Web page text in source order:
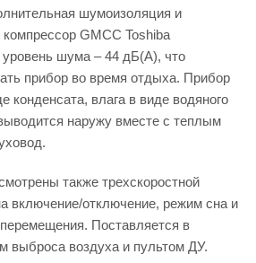
шумоизоляция и
GMCC Toshiba
уровень шума – 44 дБ(А), что
прибор во время отдыха. Прибор
конденсата, влага в виде водяного
наружу вместе с теплым
также трехскоростной
включение/отключение, режим сна и
Поставляется в
выброса воздуха и пультом ДУ.